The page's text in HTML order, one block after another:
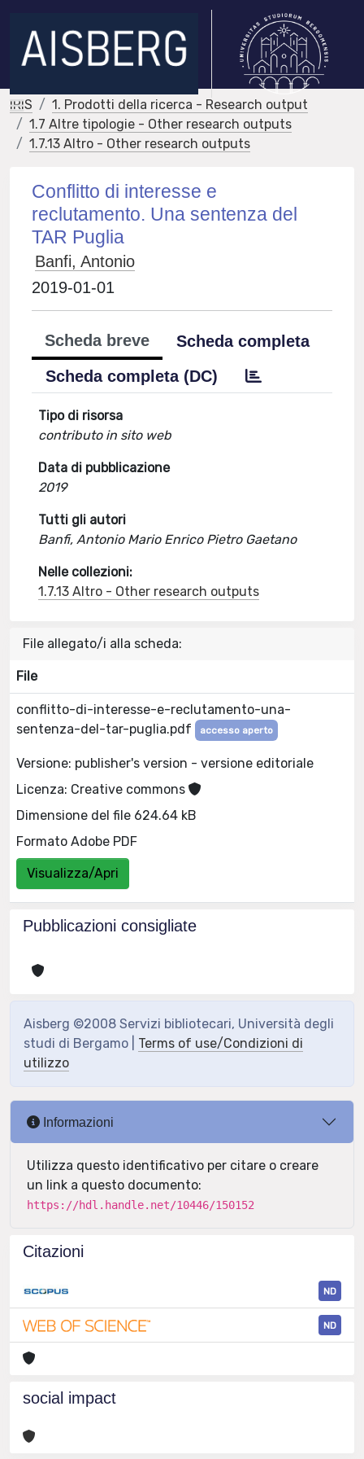
IRIS
1. Prodotti della ricerca - Research output
1.7 Altre tipologie - Other research outputs
1.7.13 Altro - Other research outputs
Conflitto di interesse e
reclutamento. Una sentenza del
TAR Puglia
Banfi, Antonio
2019-01-01
Scheda breve
Scheda completa
Scheda completa (DC)
Tipo di risorsa
contributo in sito web
Data di pubblicazione
2019
Tutti gli autori
Banfi, Antonio Mario Enrico Pietro Gaetano
Nelle collezioni:
1.7.13 Altro - Other research outputs
File allegato/i alla scheda:
File
conflitto-di-interesse-e-reclutamento-una-
sentenza-del-tar-puglia.pdf
accesso aperto
Versione: publisher's version - versione editoriale
Licenza: Creative commons
Dimensione del file 624.64 kB
Formato Adobe PDF
Visualizza/Apri
Pubblicazioni consigliate
Aisberg ©2008 Servizi bibliotecari, Università degli
studi di Bergamo | Terms of use/Condizioni di
utilizzo
Informazioni
Utilizza questo identificativo per citare o creare
un link a questo documento:
https://hdl.handle.net/10446/150152
Citazioni
ND
ND
social impact